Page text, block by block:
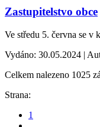
Zastupitelstvo obce
Ve středu 5. června se v
Vydáno: 30.05.2024 |
Celkem nalezeno 1025
Strana:
1